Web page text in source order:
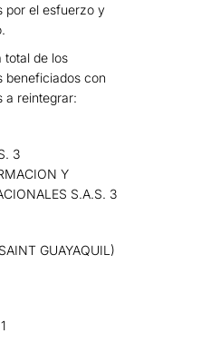
por el esfuerzo y
total de los
beneficiados con
a reintegrar:
3
Y
S.A.S. 3
GUAYAQUIL)